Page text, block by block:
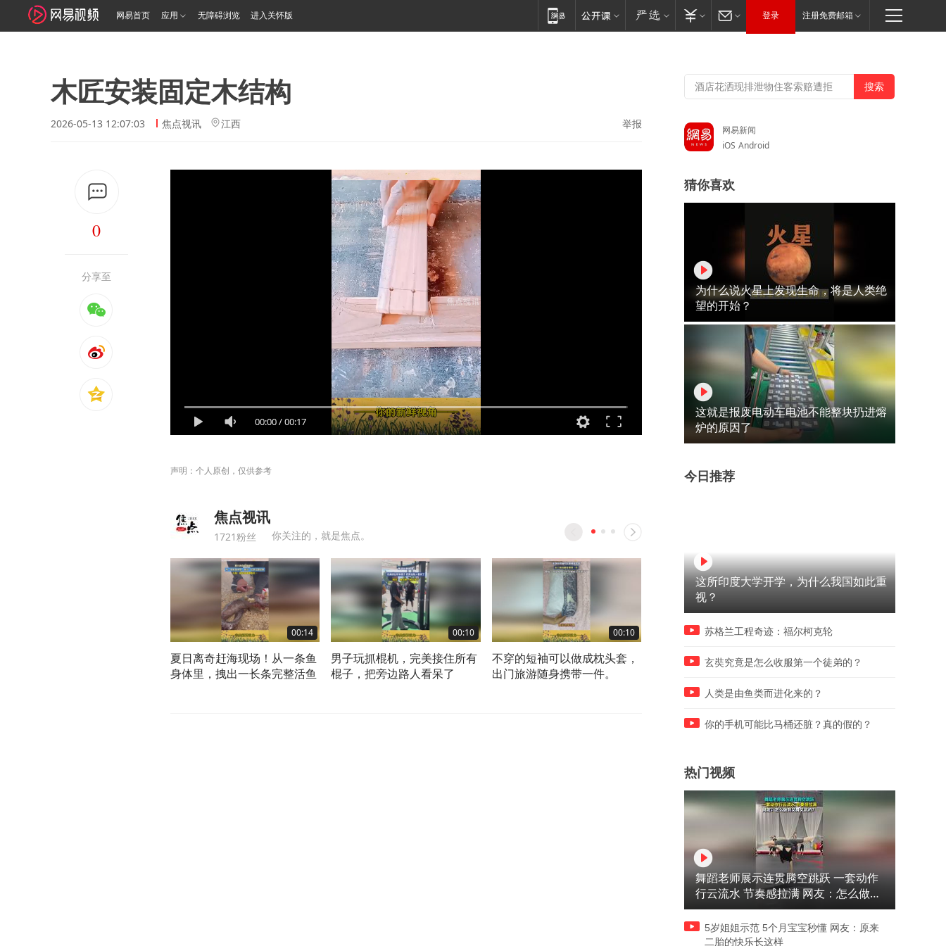
网易首页 应用 无障碍浏览 进入关怀版 登录 注册免费邮箱
木匠安装固定木结构
2026-05-13 12:07:03 焦点视讯 江西 举报
0
分享至
00:00/00:17
声明：个人原创，仅供参考
焦点视讯
1721粉丝 你关注的，就是焦点。
00:14
夏日离奇赶海现场！从一条鱼
身体里，拽出一长条完整活鱼
00:10
男子玩抓棍机，完美接住所有
棍子，把旁边路人看呆了
00:10
不穿的短袖可以做成枕头套，
出门旅游随身携带一件。
00:10
连续高温天气，路边树木挂
男子到达下单地址，直接被
要好奇
网易新闻
iOS Android
猜你喜欢
为什么说火星上发现生命，将是人类绝
望的开始？
这就是报废电动车电池不能整块扔进熔
炉的原因了
今日推荐
这所印度大学开学，为什么我国如此重
视？
苏格兰工程奇迹：福尔柯克轮
玄奘究竟是怎么收服第一个徒弟的？
人类是由鱼类而进化来的？
你的手机可能比马桶还脏？真的假的？
热门视频
舞蹈老师展示连贯腾空跳跃 一套动作
行云流水 节奏感拉满 网友：怎么做到
又舞又武的？
5岁姐姐示范 5个月宝宝秒懂 网友：原来
二胎的快乐长这样